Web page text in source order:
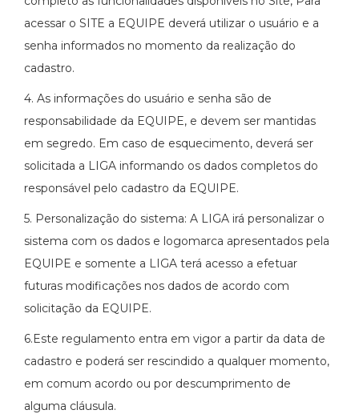
acessar o SITE a EQUIPE deverá utilizar o usuário e a
senha informados no momento da realização do
cadastro.
4. As informações do usuário e senha são de
responsabilidade da EQUIPE, e devem ser mantidas
em segredo. Em caso de esquecimento, deverá ser
solicitada a LIGA informando os dados completos do
responsável pelo cadastro da EQUIPE.
5. Personalização do sistema: A LIGA irá personalizar o
sistema com os dados e logomarca apresentados pela
EQUIPE e somente a LIGA terá acesso a efetuar
futuras modificações nos dados de acordo com
solicitação da EQUIPE.
6.Este regulamento entra em vigor a partir da data de
cadastro e poderá ser rescindido a qualquer momento,
em comum acordo ou por descumprimento de
alguma cláusula.